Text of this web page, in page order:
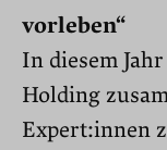
vorleben“
In diesem
Holding
Expert:innen